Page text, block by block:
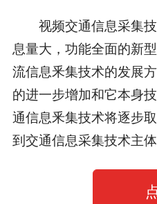
视频交通信息采集技
息量大，功能全面的新
流信息釆集技术的发展
的进一步增加和它本身
通信息釆集技术将逐步
到交通信息采集技术主体